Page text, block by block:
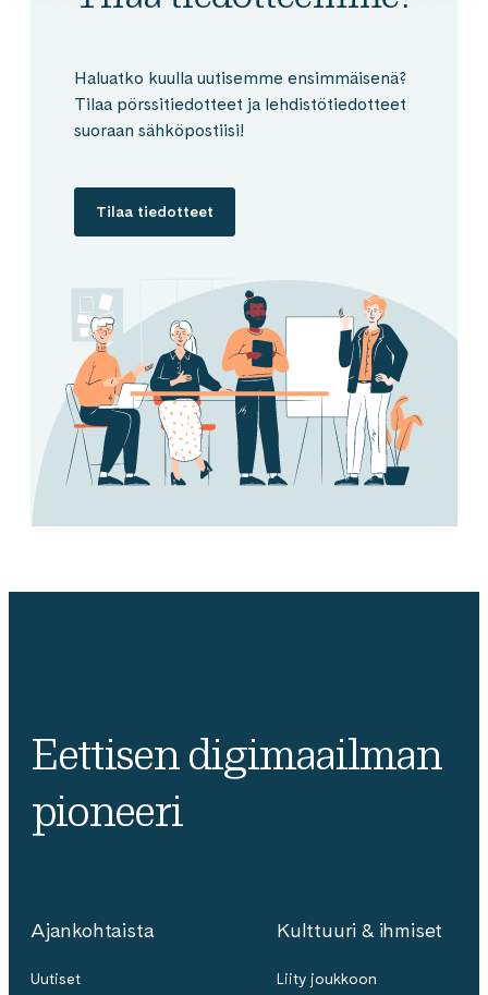
Haluatko kuulla uutisemme ensimmäisenä?
Tilaa pörssitiedotteet ja lehdistötiedotteet
suoraan sähköpostiisi!
Tilaa tiedotteet
Eettisen digimaailman
pioneeri
Ajankohtaista
Uutiset
Kulttuuri & ihmiset
Liity joukkoon